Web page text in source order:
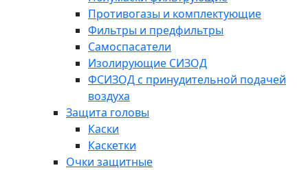
Противогазы и комплектующие
Фильтры и предфильтры
Самоспасатели
Изолирующие СИЗОД
ФСИЗОД с принудительной подачей
воздуха
Защита головы
Каски
Каскетки
Очки защитные